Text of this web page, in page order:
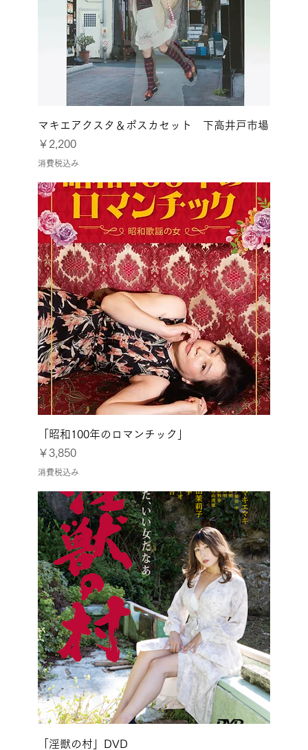
マキエアクスタ＆ポスカセット 下高井戸市場
価格
￥2,200
消費税込み
「昭和100年のロマンチック」
価格
￥3,850
消費税込み
「淫獣の村」DVD